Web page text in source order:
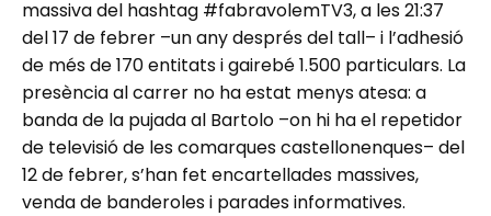
massiva del hashtag #fabravolemTV3, a les 21:37
del 17 de febrer –un any després del tall– i l’adhesió
de més de 170 entitats i gairebé 1.500 particulars. La
presència al carrer no ha estat menys atesa: a
banda de la pujada al Bartolo –on hi ha el repetidor
de televisió de les comarques castellonenques– del
12 de febrer, s’han fet encartellades massives,
venda de banderoles i parades informatives.